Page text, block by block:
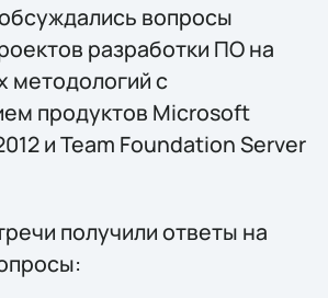
вопросы
разработки ПО на
методологий с
продуктов Microsoft
и Team Foundation Server
получили ответы на